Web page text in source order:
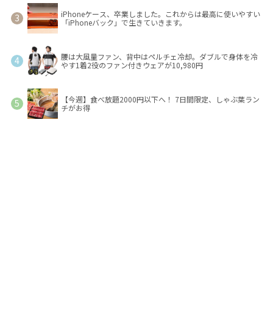
iPhoneケース、卒業しました。これからは最高に使いやすい
「iPhoneバック」で生きていきます。
腰は大風量ファン、背中はペルチェ冷却。ダブルで身体を冷
やす1着2役のファン付きウェアが10,980円
【今週】食べ放題2000円以下へ！ 7日間限定、しゃぶ葉ラン
チがお得